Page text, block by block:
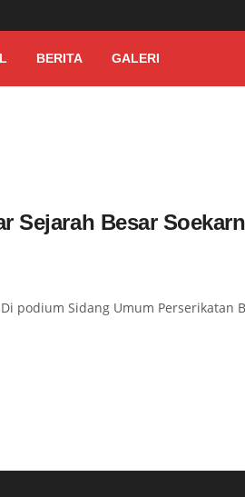
BERITA GALERI
Sejarah Besar
podium Sidang Umum Perserikatan